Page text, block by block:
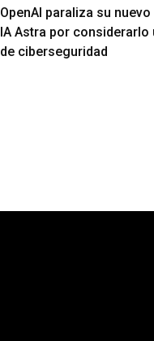
OpenAI paraliza su
IA Astra por considerarlo
de ciberseguridad